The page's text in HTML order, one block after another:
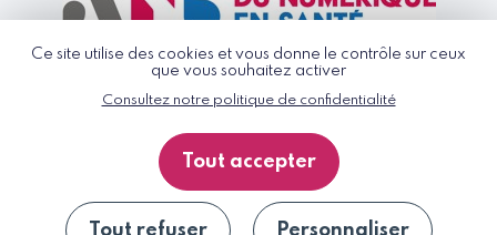
Ce site utilise des cookies et vous donne le contrôle sur ceux
que vous souhaitez activer
Consultez notre politique de confidentialité
Tout accepter
Tout refuser Personnaliser
© G_NIUS 2026
Politique de confidentialité
Accessibilité : partiellement conforme
Plan du site